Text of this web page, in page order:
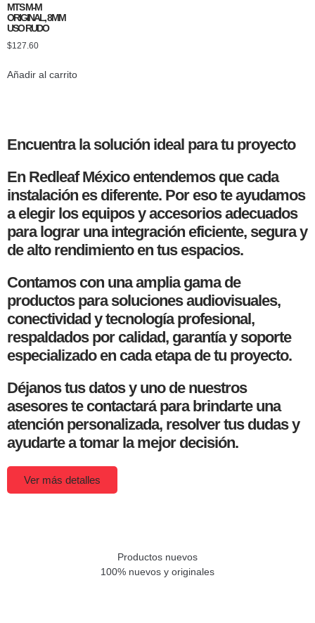
MTS M-M
ORIGINAL, 8MM
USO RUDO
$127.60
Añadir al carrito
Encuentra la solución ideal para tu proyecto
En Redleaf México entendemos que cada
instalación es diferente. Por eso te ayudamos
a elegir los equipos y accesorios adecuados
para lograr una integración eficiente, segura y
de alto rendimiento en tus espacios.
Contamos con una amplia gama de
productos para soluciones audiovisuales,
conectividad y tecnología profesional,
respaldados por calidad, garantía y soporte
especializado en cada etapa de tu proyecto.
Déjanos tus datos y uno de nuestros
asesores te contactará para brindarte una
atención personalizada, resolver tus dudas y
ayudarte a tomar la mejor decisión.
Ver más detalles
Productos nuevos
100% nuevos y originales